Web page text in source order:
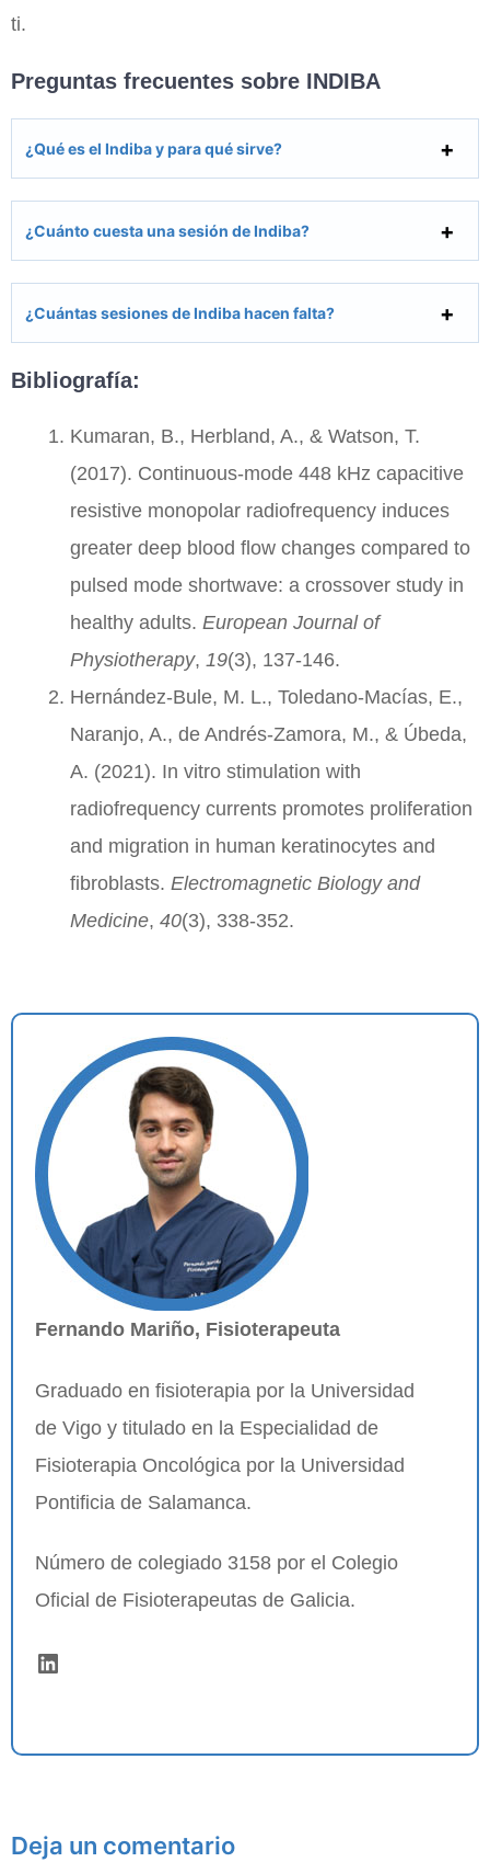
ti.
Preguntas frecuentes sobre INDIBA
¿Qué es el Indiba y para qué sirve?
¿Cuánto cuesta una sesión de Indiba?
¿Cuántas sesiones de Indiba hacen falta?
Bibliografía:
Kumaran, B., Herbland, A., & Watson, T.
(2017). Continuous-mode 448 kHz capacitive
resistive monopolar radiofrequency induces
greater deep blood flow changes compared to
pulsed mode shortwave: a crossover study in
healthy adults. European Journal of
Physiotherapy, 19(3), 137-146.
Hernández-Bule, M. L., Toledano-Macías, E.,
Naranjo, A., de Andrés-Zamora, M., & Úbeda,
A. (2021). In vitro stimulation with
radiofrequency currents promotes proliferation
and migration in human keratinocytes and
fibroblasts. Electromagnetic Biology and
Medicine, 40(3), 338-352.
Fernando Mariño, Fisioterapeuta
Graduado en fisioterapia por la Universidad
de Vigo y titulado en la Especialidad de
Fisioterapia Oncológica por la Universidad
Pontificia de Salamanca.
Número de colegiado 3158 por el Colegio
Oficial de Fisioterapeutas de Galicia.
LinkedIn
Deja un comentario